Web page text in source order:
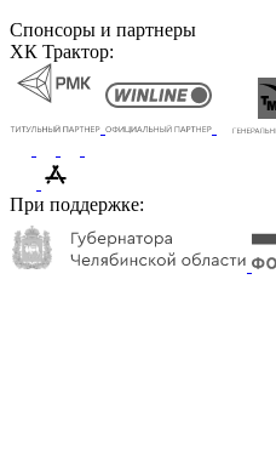
Спонсоры и партнеры
ХК Трактор:
При поддержке: